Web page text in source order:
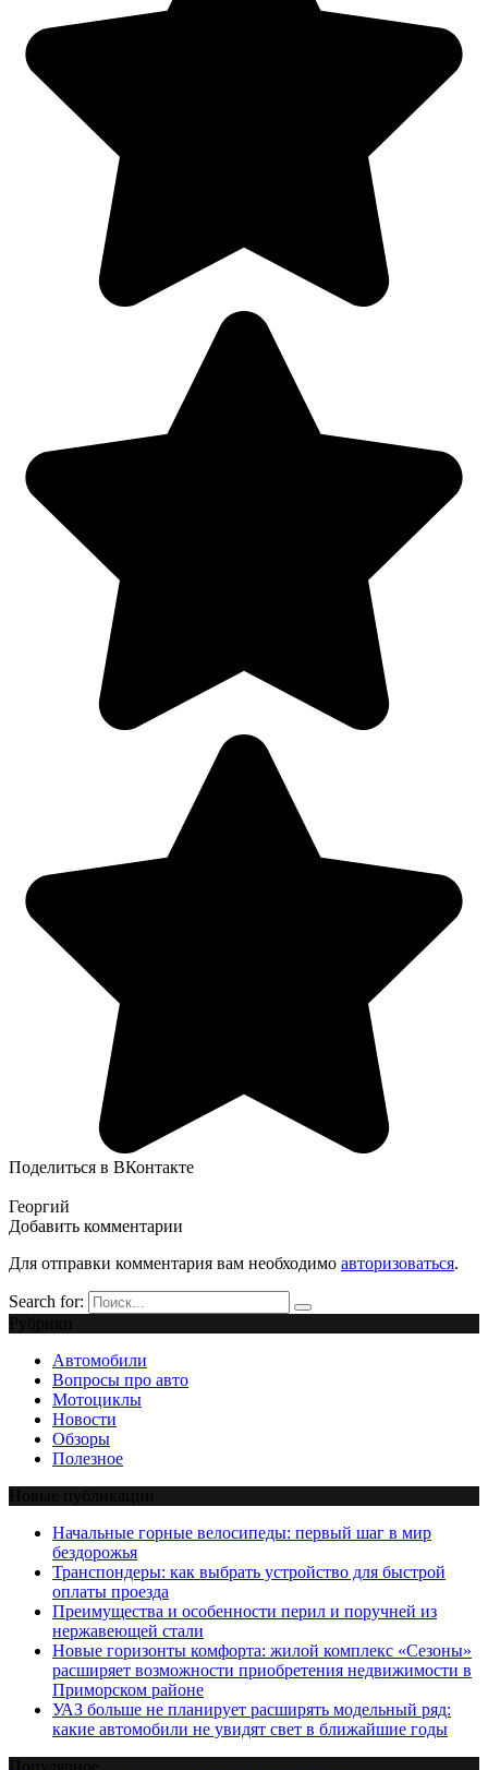
Поделиться в ВКонтакте
Георгий
Добавить комментарии
Для отправки комментария вам необходимо авторизоваться.
Search for:
Автомобили
Вопросы про авто
Мотоциклы
Новости
Обзоры
Полезное
Начальные горные велосипеды: первый шаг в мир
бездорожья
Транспондеры: как выбрать устройство для быстрой
оплаты проезда
Преимущества и особенности перил и поручней из
нержавеющей стали
Новые горизонты комфорта: жилой комплекс «Сезоны»
расширяет возможности приобретения недвижимости в
Приморском районе
УАЗ больше не планирует расширять модельный ряд:
какие автомобили не увидят свет в ближайшие годы